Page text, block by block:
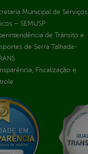
Municipal de Serviços
– SEMUSP
de Trânsito e
de Serra Talhada-
Fiscalização e